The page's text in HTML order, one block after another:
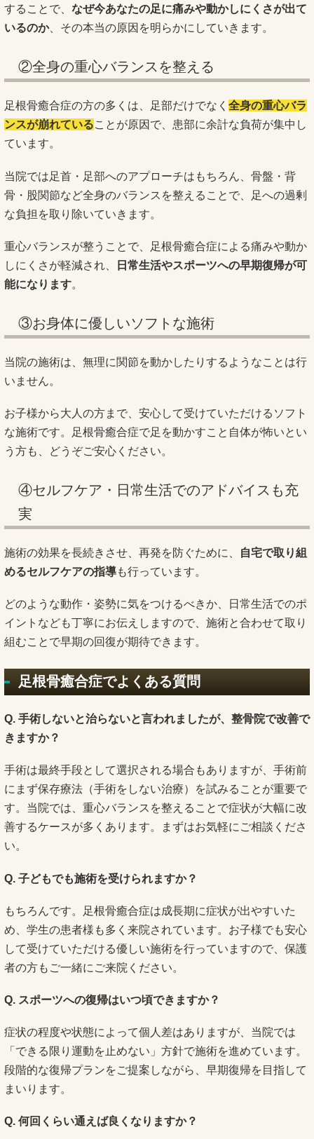
することで、 なぜ今あなたの足に痛みや動かしにくさが出て
いるのか、その本当の原因を明らかにしていきます。
②全身の重心バランスを整える
足根骨癒合症の方の多くは、足部だけでなく 全身の重心バラ
ンスが崩れていることが原因で、患部に余計な負荷が集中し
ています。
当院では足首・足部へのアプローチはもちろん、骨盤・背
骨・股関節など全身のバランスを整えることで、足への過剰
な負担を取り除いていきます。
重心バランスが整うことで、足根骨癒合症による痛みや動か
しにくさが軽減され、
日常生活やスポーツへの早期復帰が可
能になります。
③お身体に優しいソフトな施術
当院の施術は、無理に関節を動かしたりするようなことは行
いません。
お子様から大人の方まで、安心して受けていただけるソフト
な施術です。足根骨癒合症で足を動かすこと自体が怖いとい
う方も、どうぞご安心ください。
④セルフケア・日常生活でのアドバイスも充
実
施術の効果を長続きさせ、再発を防ぐために、
自宅で取り組
めるセルフケアの指導も行っています。
どのような動作・姿勢に気をつけるべきか、日常生活でのポ
イントなども丁寧にお伝えしますので、施術と合わせて取り
組むことで早期の回復が期待できます。
足根骨癒合症でよくある質問
Q. 手術しないと治らないと言われましたが、整骨院で改善で
きますか？
手術は最終手段として選択される場合もありますが、手術前
にまず保存療法（手術をしない治療）を試みることが重要で
す。当院では、重心バランスを整えることで症状が大幅に改
善するケースが多くあります。まずはお気軽にご相談くださ
い。
Q. 子どもでも施術を受けられますか？
もちろんです。足根骨癒合症は成長期に症状が出やすいた
め、学生の患者様も多く来院されています。お子様でも安心
して受けていただける優しい施術を行っていますので、保護
者の方もご一緒にご来院ください。
Q. スポーツへの復帰はいつ頃できますか？
症状の程度や状態によって個人差はありますが、当院では
「できる限り運動を止めない」方針で施術を進めています。
段階的な復帰プランをご提案しながら、早期復帰を目指して
まいります。
Q. 何回くらい通えば良くなりますか？